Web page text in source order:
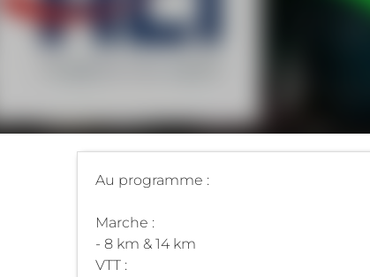
Au programme :
Marche :
- 8 km & 14 km
VTT :